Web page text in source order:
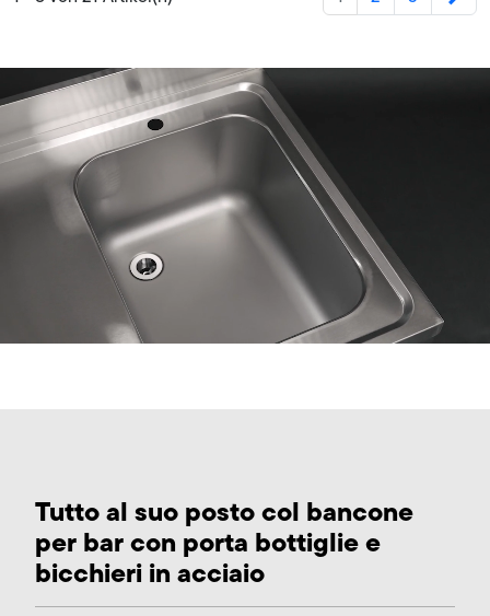
Tutto al suo posto col bancone
per bar con porta bottiglie e
bicchieri in acciaio